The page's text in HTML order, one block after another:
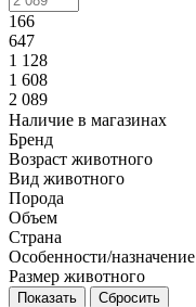
166
647
1 128
1 608
2 089
Наличие в магазинах
Бренд
Возраст животного
Вид животного
Порода
Объем
Страна
Особенности/назначение
Размер животного
Сбросить